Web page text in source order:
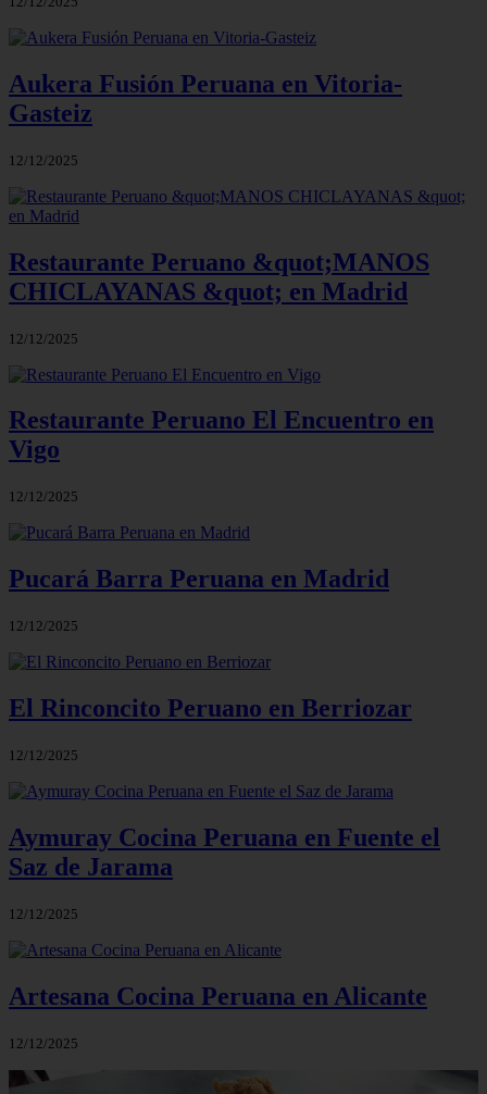
Aukera Fusión Peruana en Vitoria-
Gasteiz
12/12/2025
Restaurante Peruano &quot;MANOS
CHICLAYANAS &quot; en Madrid
12/12/2025
Restaurante Peruano El Encuentro en
Vigo
12/12/2025
Pucará Barra Peruana en Madrid
12/12/2025
El Rinconcito Peruano en Berriozar
12/12/2025
Aymuray Cocina Peruana en Fuente el
Saz de Jarama
12/12/2025
Artesana Cocina Peruana en Alicante
12/12/2025